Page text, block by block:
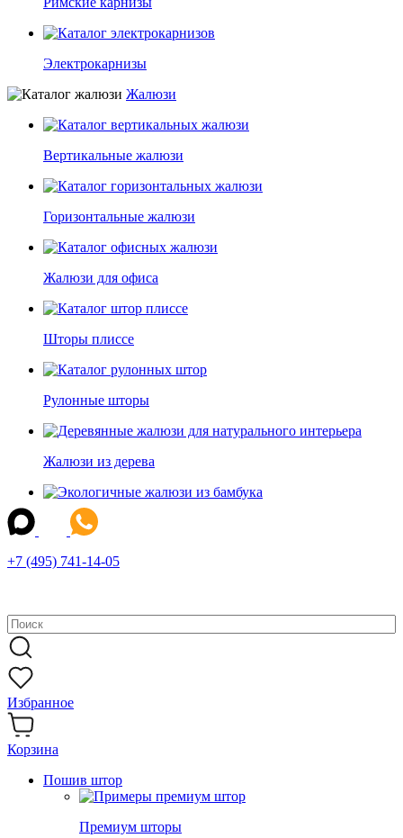
Электрокарнизы
Жалюзи
Вертикальные жалюзи
Горизонтальные жалюзи
Жалюзи для офиса
Шторы плиссе
Рулонные шторы
Жалюзи из дерева
Жалюзи из бамбука
Шторы зебра (день-ночь)
+7 (495) 741-14-05
Избранное
Корзина
Пошив штор
Премиум шторы